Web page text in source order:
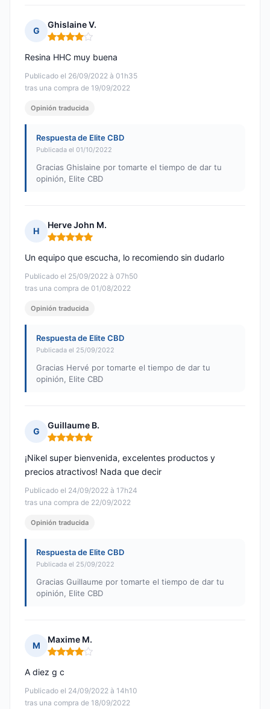
G
Ghislaine V.
Nota: 4 de 5
Publicado el 26/09/2022 à 01h35
tras una compra de 19/09/2022
Resina HHC muy buena
Opinión traducida
Respuesta de Elite CBD
Publicada el 01/10/2022
Gracias Ghislaine por tomarte el tiempo de dar tu
opinión, Elite CBD
H
Herve John M.
Nota: 5 de 5
Publicado el 25/09/2022 à 07h50
tras una compra de 01/08/2022
Un equipo que escucha, lo recomiendo sin dudarlo
Opinión traducida
Respuesta de Elite CBD
Publicada el 25/09/2022
Gracias Hervé por tomarte el tiempo de dar tu
opinión, Elite CBD
G
Guillaume B.
Nota: 5 de 5
Publicado el 24/09/2022 à 17h24
tras una compra de 22/09/2022
¡Nikel super bienvenida, excelentes productos y
precios atractivos! Nada que decir
Opinión traducida
Respuesta de Elite CBD
Publicada el 25/09/2022
Gracias Guillaume por tomarte el tiempo de dar tu
opinión, Elite CBD
M
Maxime M.
Nota: 4 de 5
Publicado el 24/09/2022 à 14h10
tras una compra de 18/09/2022
A diez g c